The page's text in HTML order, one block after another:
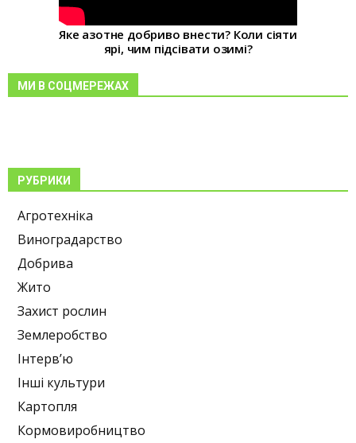
Яке азотне добриво внести? Коли сіяти
ярі, чим підсівати озимі?
МИ В СОЦМЕРЕЖАХ
РУБРИКИ
Агротехніка
Виноградарство
Добрива
Жито
Захист рослин
Землеробство
Інтерв’ю
Інші культури
Картопля
Кормовиробництво